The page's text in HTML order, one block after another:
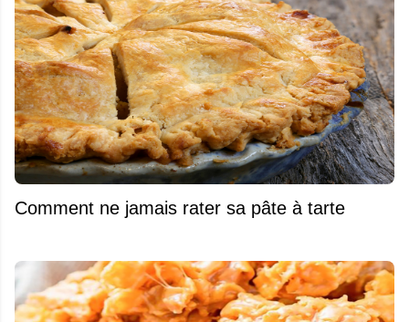
Comment ne jamais rater sa pâte à tarte